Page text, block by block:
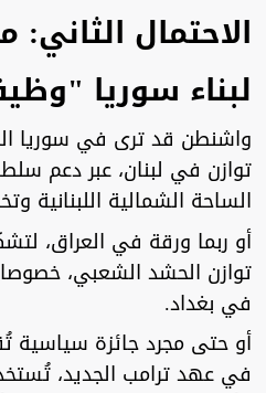
الاحتمال
لبناء سوريا
واشنطن قد ترى في سوريا
توازن في لبنان، عبر دعم
الساحة الشمالية اللبنانية
أو ربما ورقة في العراق،
توازن الحشد الشعبي،
في بغداد.
أو حتى مجرد جائزة سياسية
في عهد ترامب الجديد،